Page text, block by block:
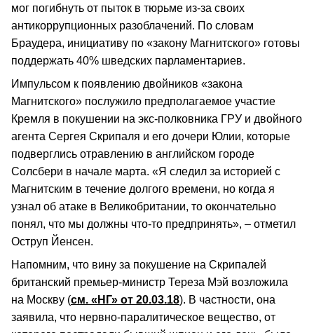
мог погибнуть от пыток в тюрьме из-за своих
антикоррупционных разоблачений. По словам
Браудера, инициативу по «закону Магнитского» готовы
поддержать 40% шведских парламентариев.
Импульсом к появлению двойников «закона
Магнитского» послужило предполагаемое участие
Кремля в покушении на экс-полковника ГРУ и двойного
агента Сергея Скрипаля и его дочери Юлии, которые
подверглись отравлению в английском городе
Солсбери в начале марта. «Я следил за историей с
Магнитским в течение долгого времени, но когда я
узнал об атаке в Великобритании, то окончательно
понял, что мы должны что-то предпринять», – отметил
Оструп Йенсен.
Напомним, что вину за покушение на Скрипалей
британский премьер-министр Тереза Мэй возложила
на Москву (см. «НГ» от 20.03.18). В частности, она
заявила, что нервно-паралитическое вещество, от